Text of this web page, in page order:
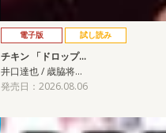
電子版 試し読み
チキン 「ドロップ…
井口達也 / 歳脇将…
発売日：2026.08.06